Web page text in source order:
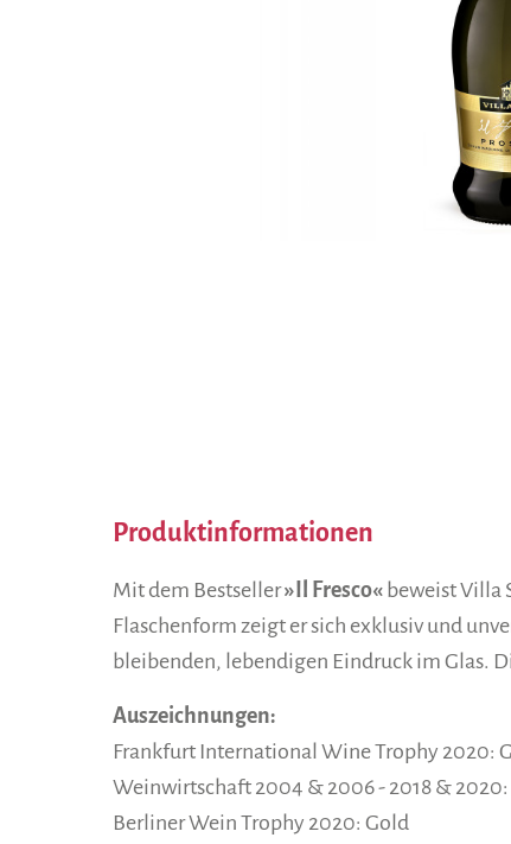
Produktinformationen
Mit dem Bestseller»Il Fresco« beweist Villa
Flaschenform zeigt er sich exklusiv und
bleibenden, lebendigen Eindruck im Glas.
Auszeichnungen:
Frankfurt International Wine Trophy 2020:
Weinwirtschaft 2004 & 2006 - 2018 & 2020:
Berliner Wein Trophy 2020: Gold